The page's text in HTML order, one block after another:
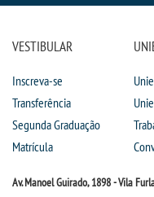
OUVIDORIA
VESTIBULAR
Inscreva-se
Transferência
Segunda Graduação
Matrícula
Av. Manoel Guirado, 1898 - Vila